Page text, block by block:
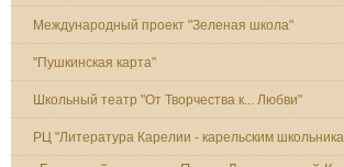
Международный проект "Зеленая школа"
"Пушкинская карта"
Школьный театр "От Творчества к... Любви"
РЦ "Литература Карелии - карельским